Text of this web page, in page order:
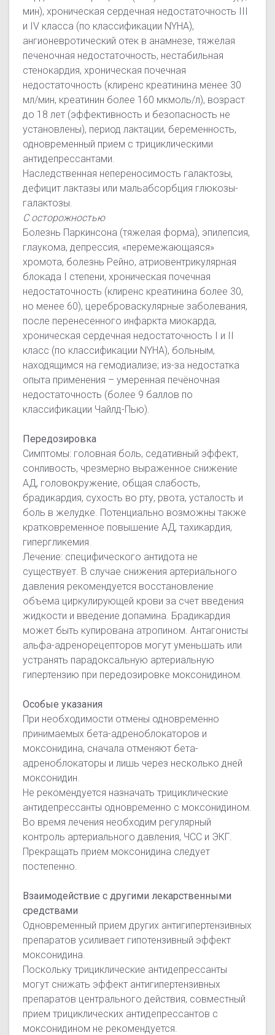
мин), хроническая сердечная недостаточность III
и IV класса (по классификации NYHA),
ангионевротический отек в анамнезе, тяжелая
печеночная недостаточность, нестабильная
стенокардия, хроническая почечная
недостаточность (клиренс креатинина менее 30
мл/мин, креатинин более 160 мкмоль/л), возраст
до 18 лет (эффективность и безопасность не
установлены), период лактации, беременность,
одновременный прием с трициклическими
антидепрессантами.
Наследственная непереносимость галактозы,
дефицит лактазы или мальабсорбция глюкозы-
галактозы.
С осторожностью
Болезнь Паркинсона (тяжелая форма), эпилепсия,
глаукома, депрессия, «перемежающаяся»
хромота, болезнь Рейно, атриовентрикулярная
блокада I степени, хроническая почечная
недостаточность (клиренс креатинина более 30,
но менее 60), цереброваскулярные заболевания,
после перенесенного инфаркта миокарда,
хроническая сердечная недостаточность I и II
класс (по классификации NYHA), больным,
находящимся на гемодиализе; из-за недостатка
опыта применения – умеренная печёночная
недостаточность (более 9 баллов по
классификации Чайлд-Пью).
Передозировка
Симптомы: головная боль, седативный эффект,
сонливость, чрезмерно выраженное снижение
АД, головокружение, общая слабость,
брадикардия, сухость во рту, рвота, усталость и
боль в желудке. Потенциально возможны также
кратковременное повышение АД, тахикардия,
гипергликемия.
Лечение: специфического антидота не
существует. В случае снижения артериального
давления рекомендуется восстановление
объема циркулирующей крови за счет введения
жидкости и введение допамина. Брадикардия
может быть купирована атропином. Антагонисты
альфа-адренорецепторов могут уменьшать или
устранять парадоксальную артериальную
гипертензию при передозировке моксонидином.
Особые указания
При необходимости отмены одновременно
принимаемых бета-адреноблокаторов и
моксонидина, сначала отменяют бета-
адреноблокаторы и лишь через несколько дней
моксонидин.
Не рекомендуется назначать трициклические
антидепрессанты одновременно с моксонидином.
Во время лечения необходим регулярный
контроль артериального давления, ЧСС и ЭКГ.
Прекращать прием моксонидина следует
постепенно.
Взаимодействие с другими лекарственными
средствами
Одновременный прием других антигипертензивных
препаратов усиливает гипотензивный эффект
моксонидина.
Поскольку трициклические антидепрессанты
могут снижать эффект антигипертензивных
препаратов центрального действия, совместный
прием трициклических антидепрессантов с
моксонидином не рекомендуется.